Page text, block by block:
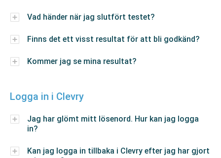
Vad händer när jag slutfört testet?
Finns det ett visst resultat för att bli godkänd?
Kommer jag se mina resultat?
Logga in i Clevry
Jag har glömt mitt lösenord. Hur kan jag logga
in?
Kan jag logga in tillbaka i Clevry efter jag har gjort